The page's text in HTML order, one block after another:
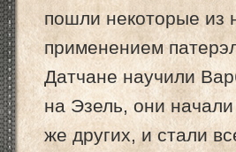
пошли некоторые из
применением
Датчане научили
на Эзель, они
же других, и стали